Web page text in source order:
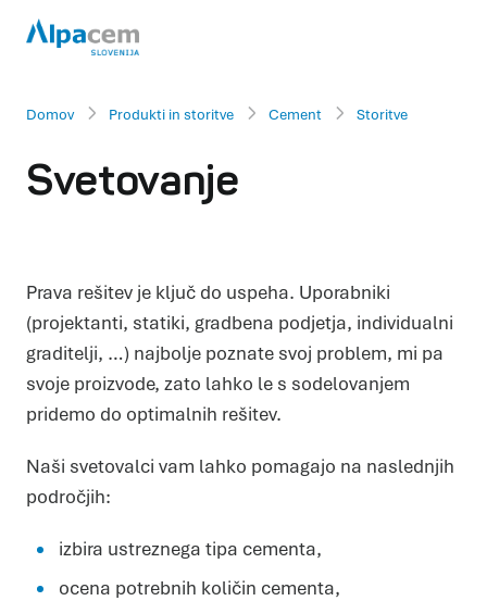
Domov Produkti in storitve Cement Storitve
Svetovanje
Prava rešitev je ključ do uspeha. Uporabniki
(projektanti, statiki, gradbena podjetja, individualni
graditelji, …) najbolje poznate svoj problem, mi pa
svoje proizvode, zato lahko le s sodelovanjem
pridemo do optimalnih rešitev.
Naši svetovalci vam lahko pomagajo na naslednjih
področjih:
izbira ustreznega tipa cementa,
ocena potrebnih količin cementa,